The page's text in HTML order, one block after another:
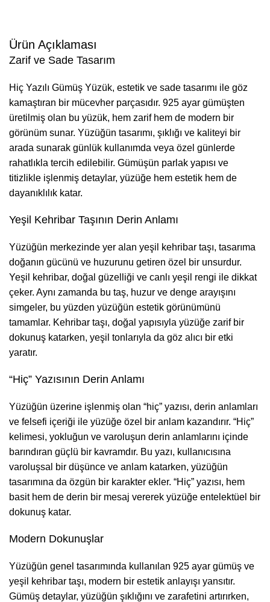
Ürün Açıklaması
Zarif ve Sade Tasarım
Hiç Yazılı Gümüş Yüzük, estetik ve sade tasarımı ile göz
kamaştıran bir mücevher parçasıdır. 925 ayar gümüşten
üretilmiş olan bu yüzük, hem zarif hem de modern bir
görünüm sunar. Yüzüğün tasarımı, şıklığı ve kaliteyi bir
arada sunarak günlük kullanımda veya özel günlerde
rahatlıkla tercih edilebilir. Gümüşün parlak yapısı ve
titizlikle işlenmiş detaylar, yüzüğe hem estetik hem de
dayanıklılık katar.
Yeşil Kehribar Taşının Derin Anlamı
Yüzüğün merkezinde yer alan yeşil kehribar taşı, tasarıma
doğanın gücünü ve huzurunu getiren özel bir unsurdur.
Yeşil kehribar, doğal güzelliği ve canlı yeşil rengi ile dikkat
çeker. Aynı zamanda bu taş, huzur ve denge arayışını
simgeler, bu yüzden yüzüğün estetik görünümünü
tamamlar. Kehribar taşı, doğal yapısıyla yüzüğe zarif bir
dokunuş katarken, yeşil tonlarıyla da göz alıcı bir etki
yaratır.
“Hiç” Yazısının Derin Anlamı
Yüzüğün üzerine işlenmiş olan “hiç” yazısı, derin anlamları
ve felsefi içeriği ile yüzüğe özel bir anlam kazandırır. “Hiç”
kelimesi, yokluğun ve varoluşun derin anlamlarını içinde
barındıran güçlü bir kavramdır. Bu yazı, kullanıcısına
varoluşsal bir düşünce ve anlam katarken, yüzüğün
tasarımına da özgün bir karakter ekler. “Hiç” yazısı, hem
basit hem de derin bir mesaj vererek yüzüğe entelektüel bir
dokunuş katar.
Modern Dokunuşlar
Yüzüğün genel tasarımında kullanılan 925 ayar gümüş ve
yeşil kehribar taşı, modern bir estetik anlayışı yansıtır.
Gümüş detaylar, yüzüğün şıklığını ve zarafetini artırırken,